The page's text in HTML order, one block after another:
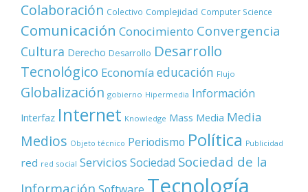
Colaboración Colectivo Complejidad Computer Science
Comunicación Conocimiento Convergencia
Cultura Derecho Desarrollo Desarrollo
Tecnológico Economía educación Flujo
Globalización gobierno Hipermedia Información
Interfaz Internet Knowledge Mass Media Media
Medios Objeto técnico Periodismo Política Publicidad
red red social Servicios Sociedad Sociedad de la
Información
Tecnología